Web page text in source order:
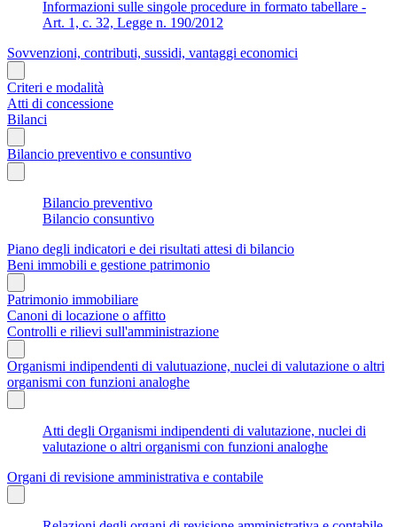
Informazioni sulle singole procedure in formato tabellare -
Art. 1, c. 32, Legge n. 190/2012
Sovvenzioni, contributi, sussidi, vantaggi economici
Criteri e modalità
Atti di concessione
Bilanci
Bilancio preventivo e consuntivo
Bilancio preventivo
Bilancio consuntivo
Piano degli indicatori e dei risultati attesi di bilancio
Beni immobili e gestione patrimonio
Patrimonio immobiliare
Canoni di locazione o affitto
Controlli e rilievi sull'amministrazione
Organismi indipendenti di valutuazione, nuclei di valutazione o altri
organismi con funzioni analoghe
Atti degli Organismi indipendenti di valutazione, nuclei di
valutazione o altri organismi con funzioni analoghe
Organi di revisione amministrativa e contabile